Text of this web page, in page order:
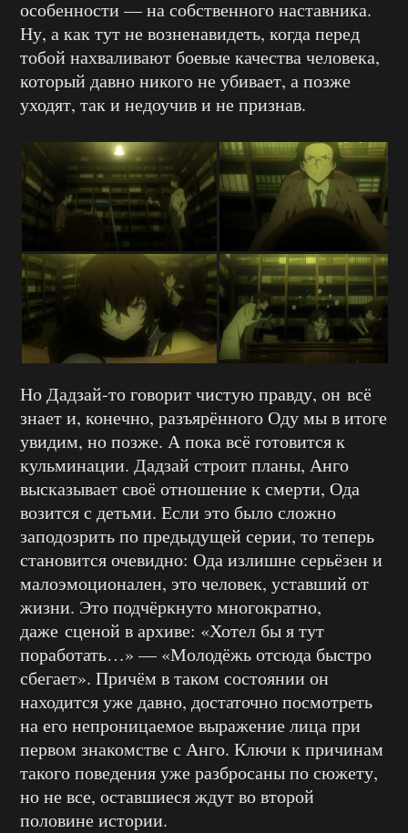
особенности — на собственного наставника.
Ну, а как тут не возненавидеть, когда перед
тобой нахваливают боевые качества человека,
который давно никого не убивает, а позже
уходят, так и недоучив и не признав.
Но Дадзай-то говорит чистую правду, он всё
знает и, конечно, разъярённого Оду мы в итоге
увидим, но позже. А пока всё готовится к
кульминации. Дадзай строит планы, Анго
высказывает своё отношение к смерти, Ода
возится с детьми. Если это было сложно
заподозрить по предыдущей серии, то теперь
становится очевидно: Ода излишне серьёзен и
малоэмоционален, это человек, уставший от
жизни. Это подчёркнуто многократно,
даже сценой в архиве: «Хотел бы я тут
поработать…» — «Молодёжь отсюда быстро
сбегает». Причём в таком состоянии он
находится уже давно, достаточно посмотреть
на его непроницаемое выражение лица при
первом знакомстве с Анго. Ключи к причинам
такого поведения уже разбросаны по сюжету,
но не все, оставшиеся ждут во второй
половине истории.